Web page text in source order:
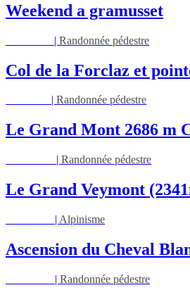
Weekend a gramusset
| Randonnée pédestre
Col de la Forclaz et
Randonnée pédestre
Le Grand Mont 2686 m
| Randonnée pédestre
Le Grand Veymont
| Alpinisme
Ascension du Cheval
| Randonnée pédestre